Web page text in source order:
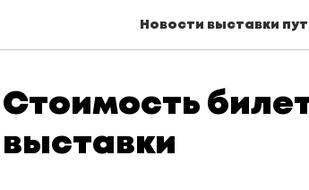
Новости выставки
Стоимость
выставки